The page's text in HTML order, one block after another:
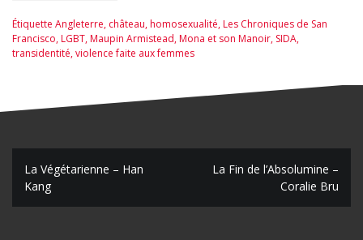
Étiquette Angleterre, château,homosexualité,Les Chroniques de San
Francisco,LGBT,Maupin Armistead,Mona et son Manoir, SIDA,
transidentité,violence faite aux femmes
N
a
La Végétarienne – Han
Kang
La Fin de l’Absolumine –
Coralie Bru